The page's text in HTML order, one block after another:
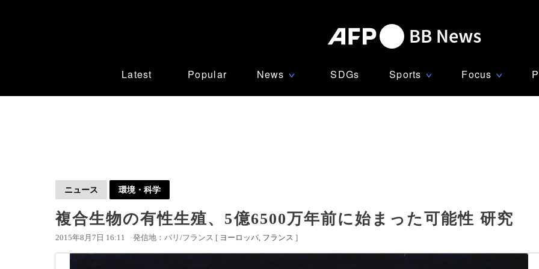
Latest Popular News ∨ SDGs Sports ∨ Focus ∨
ニュース 環境・科学
複合生物の有性生殖、5億6500万年前に始まった可能性 研究
2015年8月7日 16:11 発信地：パリ/フランス [ ヨーロッパ フランス ]